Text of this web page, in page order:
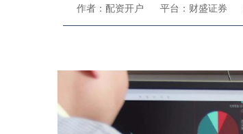
作者：配资开户 平台：财盛证券